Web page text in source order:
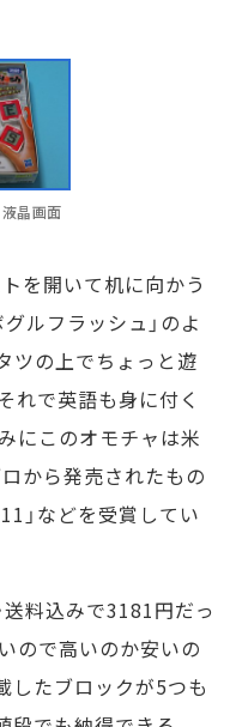
液晶画面
を開いて机に向かう
ルフラッシュ」のよ
ツの上でちょっと遊
れで英語も身に付く
にこのオモチャは米
から発売されたもの
」などを受賞してい
料込みで3181円だっ
ので高いのか安いの
したブロックが5つも